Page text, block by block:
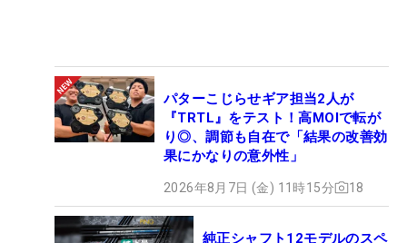
パターこじらせギア担当2人が
『TRTL』をテスト！高MOIで転が
り◎、調節も自在で「結果の改善効
果にかなりの意外性」
2026年8月7日 (金) 11時15分 18
純正シャフト12モデルのスペ